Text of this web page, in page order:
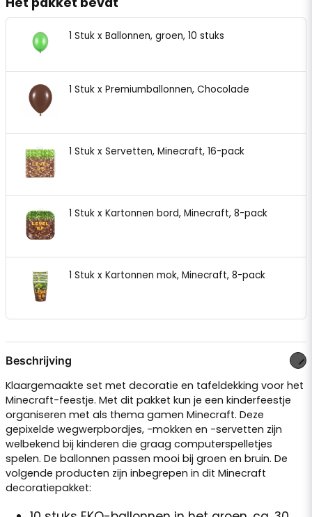
1 Stuk x Ballonnen, groen, 10 stuks
1 Stuk x Premiumballonnen, Chocolade
1 Stuk x Servetten, Minecraft, 16-pack
1 Stuk x Kartonnen bord, Minecraft, 8-pack
1 Stuk x Kartonnen mok, Minecraft, 8-pack
Beschrijving
Klaargemaakte set met decoratie en tafeldekking voor het
Minecraft-feestje. Met dit pakket kun je een kinderfeestje
organiseren met als thema gamen Minecraft. Deze
gepixelde wegwerpbordjes, -mokken en -servetten zijn
welbekend bij kinderen die graag computerspelletjes
spelen. De ballonnen passen mooi bij groen en bruin. De
volgende producten zijn inbegrepen in dit Minecraft
decoratiepakket: